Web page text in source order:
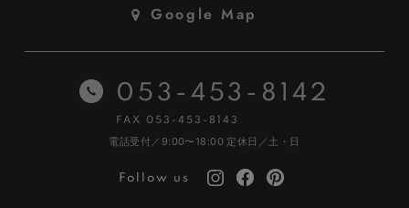
Google Map
053-453-8142
FAX 053-453-8143
電話受付／9:00〜18:00 定休日／土・日
Follow us